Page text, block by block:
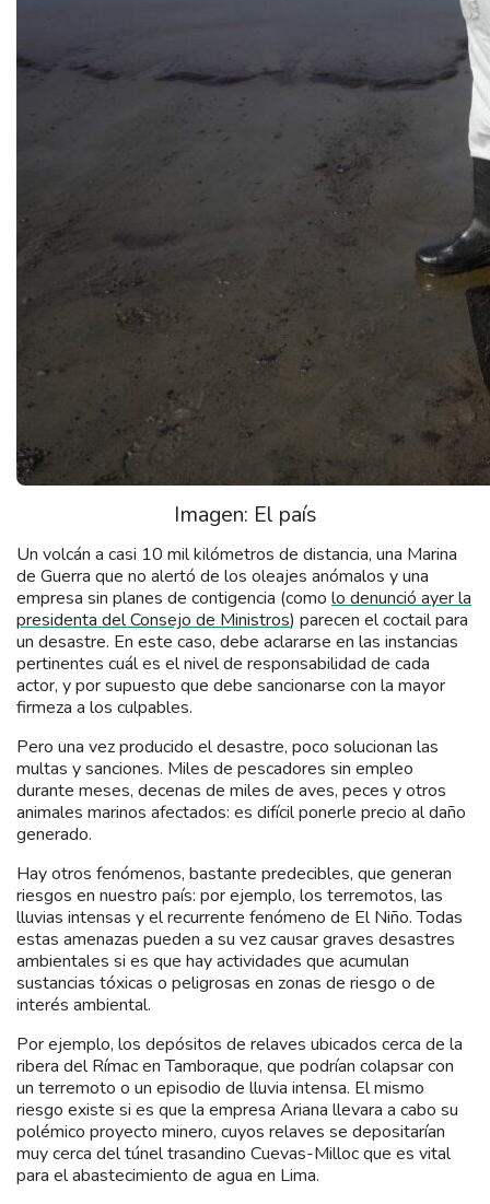
Imagen: El país
Un volcán a casi 10 mil kilómetros de distancia, una Marina
de Guerra que no alertó de los oleajes anómalos y una
empresa sin planes de contigencia (como lo denunció ayer la
presidenta del Consejo de Ministros) parecen el coctail para
un desastre. En este caso, debe aclararse en las instancias
pertinentes cuál es el nivel de responsabilidad de cada
actor, y por supuesto que debe sancionarse con la mayor
firmeza a los culpables.
Pero una vez producido el desastre, poco solucionan las
multas y sanciones. Miles de pescadores sin empleo
durante meses, decenas de miles de aves, peces y otros
animales marinos afectados: es difícil ponerle precio al daño
generado.
Hay otros fenómenos, bastante predecibles, que generan
riesgos en nuestro país: por ejemplo, los terremotos, las
lluvias intensas y el recurrente fenómeno de El Niño. Todas
estas amenazas pueden a su vez causar graves desastres
ambientales si es que hay actividades que acumulan
sustancias tóxicas o peligrosas en zonas de riesgo o de
interés ambiental.
Por ejemplo, los depósitos de relaves ubicados cerca de la
ribera del Rímac en Tamboraque, que podrían colapsar con
un terremoto o un episodio de lluvia intensa. El mismo
riesgo existe si es que la empresa Ariana llevara a cabo su
polémico proyecto minero, cuyos relaves se depositarían
muy cerca del túnel trasandino Cuevas-Milloc que es vital
para el abastecimiento de agua en Lima.